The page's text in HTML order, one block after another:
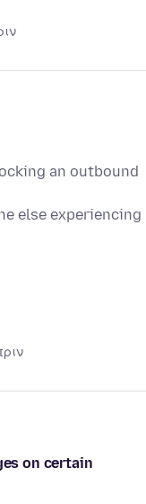
an outbound
else experiencing
on certain